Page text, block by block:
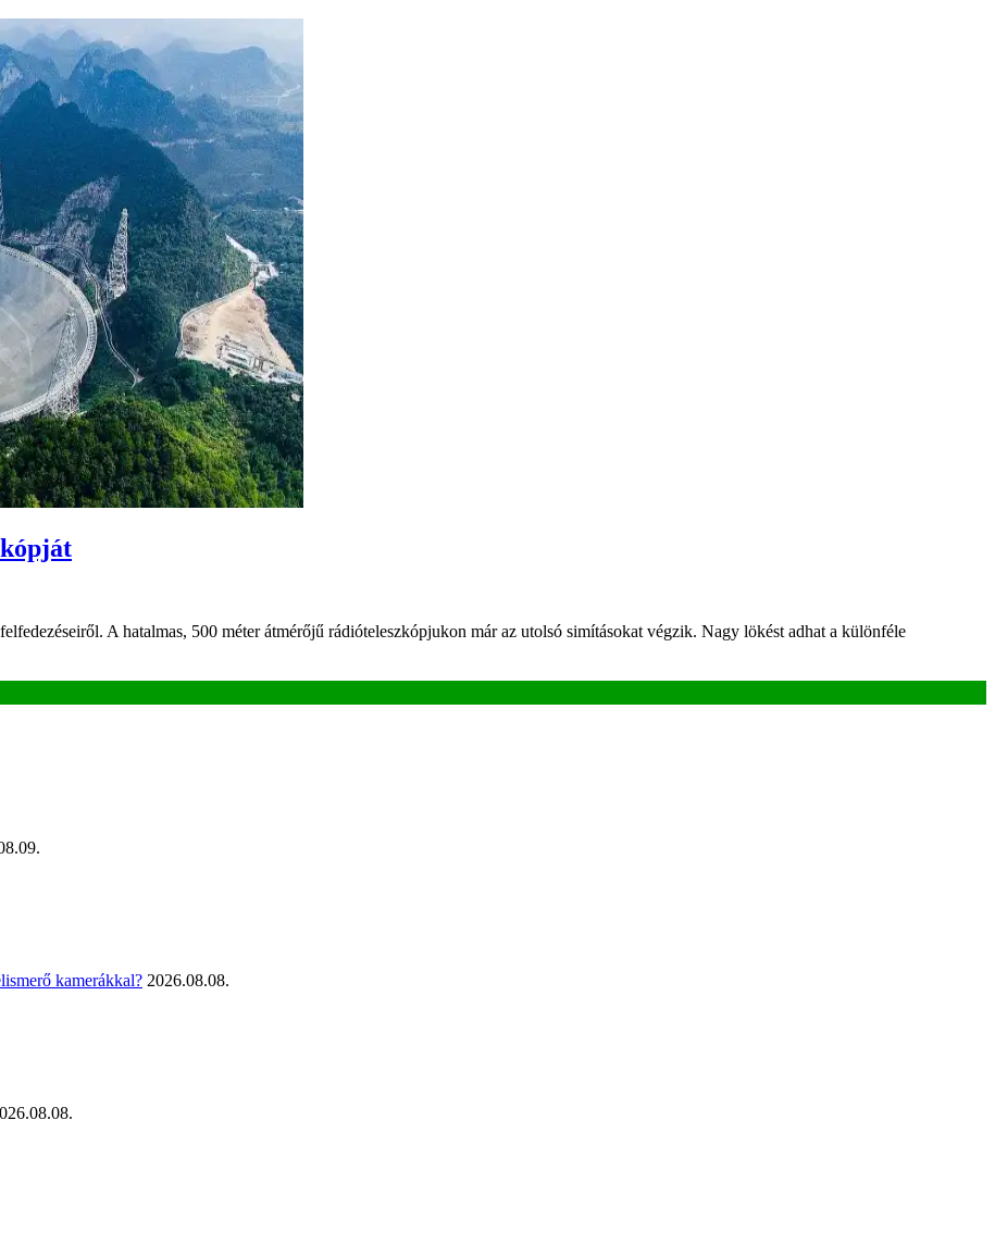
A hatalmas, 500 méter átmérőjű rádióteleszkópjukon már az utolsó simításokat végzik. Nagy lökést adhat a különféle
kamerákkal? 2026.08.08.